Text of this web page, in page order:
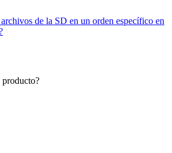
de la SD en un orden específico en
producto?